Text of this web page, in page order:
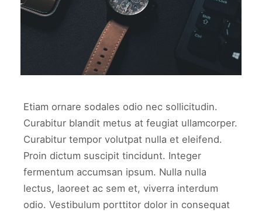
Etiam ornare sodales odio nec sollicitudin.
Curabitur blandit metus at feugiat ullamcorper.
Curabitur tempor volutpat nulla et eleifend.
Proin dictum suscipit tincidunt. Integer
fermentum accumsan ipsum. Nulla nulla
lectus, laoreet ac sem et, viverra interdum
odio. Vestibulum porttitor dolor in consequat